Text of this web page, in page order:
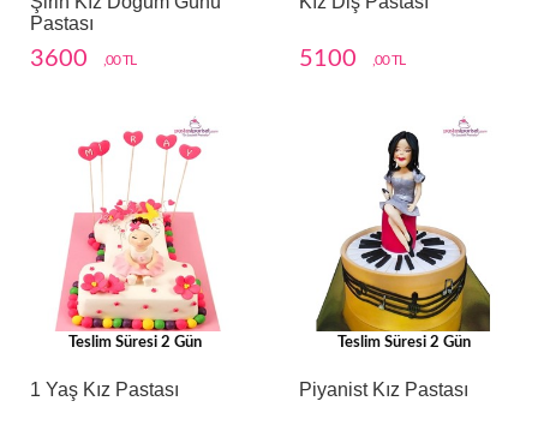
Pastası
3600 ,00 TL 5100 ,00 TL
Teslim Süresi 2 Gün
1 Yaş Kız Pastası
Teslim Süresi 2 Gün
Piyanist Kız Pastası